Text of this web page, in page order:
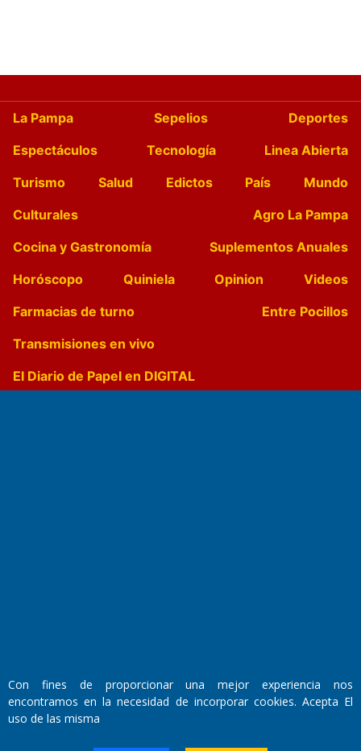
La Pampa Sepelios
Deportes
Espectáculos
Tecnología
Linea Abierta
Turismo
Salud Edictos País
Mundo
Culturales
Agro La Pampa
Cocina y Gastronomía
Suplementos Anuales
Horóscopo
Quiniela Opinion
Videos
Farmacias de turno
Entre Pocillos
Transmisiones en vivo
El Diario de Papel en DIGITAL
Director Periodístico:
Walter René Goñi
Con fines de proporcionar una mejor experiencia nos
encontramos en la necesidad de incorporar cookies. Acepta El
uso de las misma